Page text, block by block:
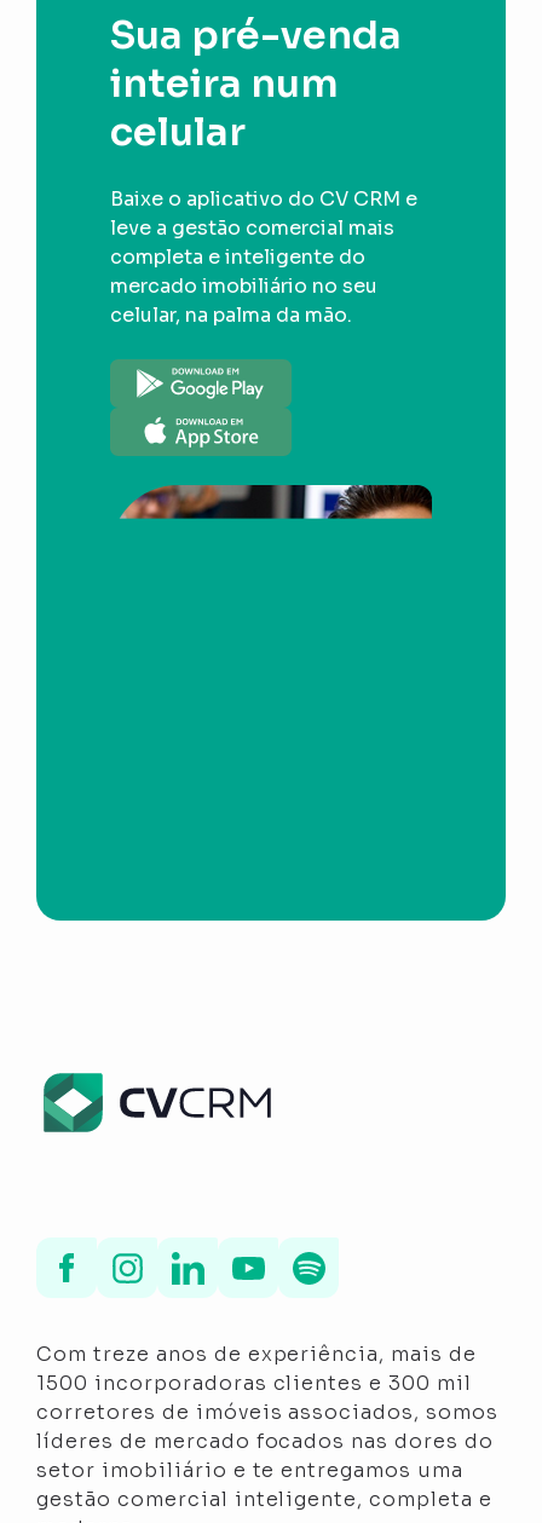
Sua pré-venda
inteira num
celular
Baixe o aplicativo do CV CRM e
leve a gestão comercial mais
completa e inteligente do
mercado imobiliário no seu
celular, na palma da mão.
Com treze anos de experiência, mais de
1500 incorporadoras clientes e 300 mil
corretores de imóveis associados, somos
líderes de mercado focados nas dores do
setor imobiliário e te entregamos uma
gestão comercial inteligente, completa e